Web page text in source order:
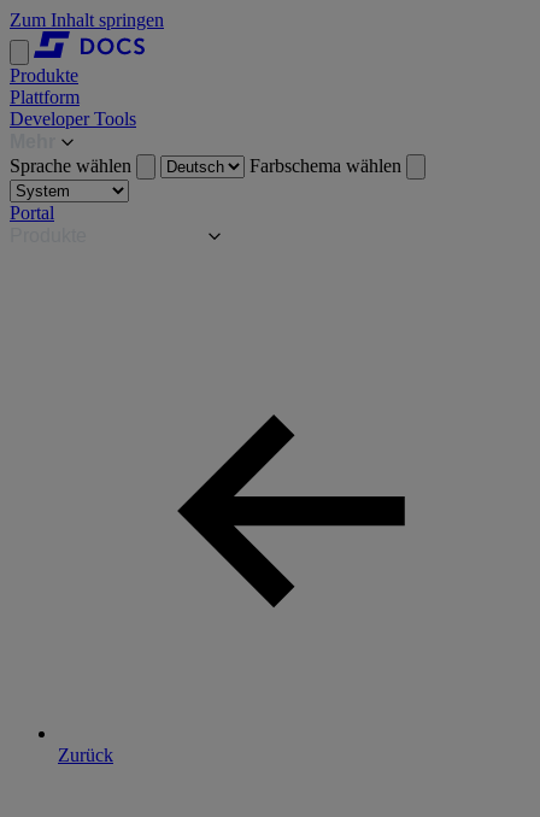
Zum Inhalt springen
Produkte
Plattform
Developer Tools
Sprache wählen
Farbschema wählen
Portal
Zurück